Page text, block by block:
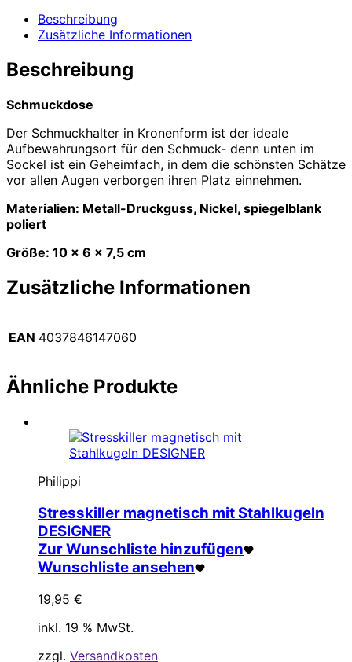
Beschreibung
Zusätzliche Informationen
Beschreibung
Schmuckdose
Der Schmuckhalter in Kronenform ist der ideale
Aufbewahrungsort für den Schmuck- denn unten im
Sockel ist ein Geheimfach, in dem die schönsten Schätze
vor allen Augen verborgen ihren Platz einnehmen.
Materialien: Metall-Druckguss, Nickel, spiegelblank
poliert
Größe: 10 x 6 x 7,5 cm
Zusätzliche Informationen
EAN 4037846147060
Ähnliche Produkte
Philippi
Stresskiller magnetisch mit Stahlkugeln
DESIGNER
Zur Wunschliste hinzufügen
Wunschliste ansehen
19,95 €
inkl. 19 % MwSt.
zzgl. Versandkosten